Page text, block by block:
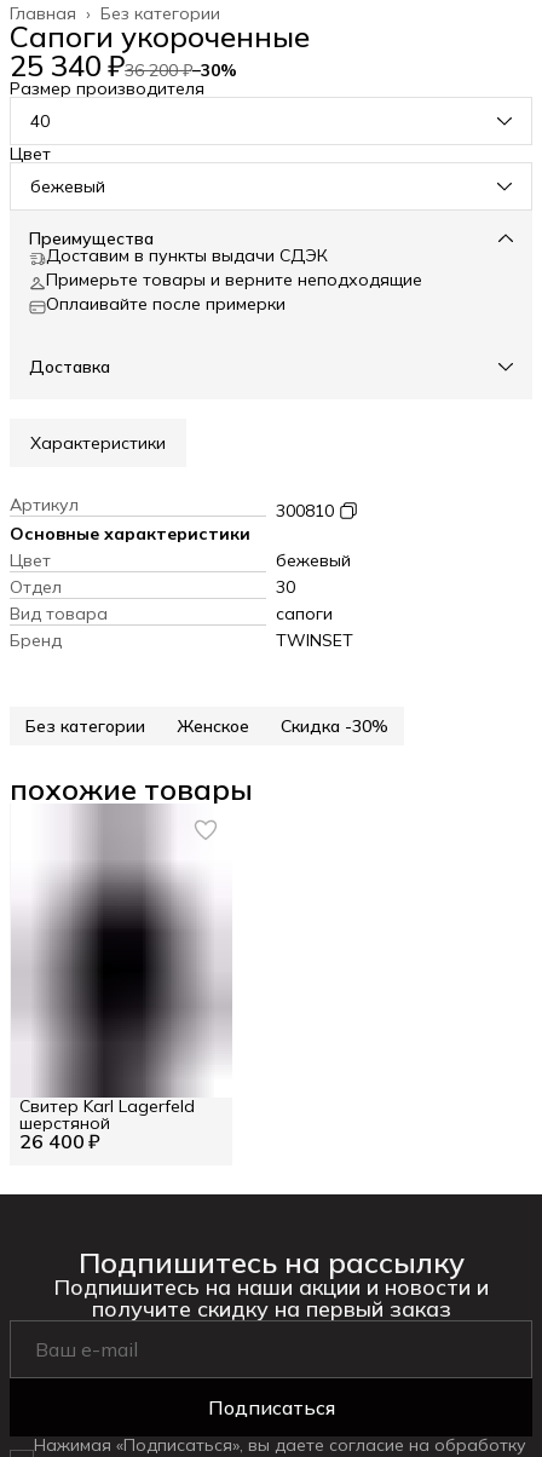
Без категории
Главная ›
Сапоги укороченные
25 340 ₽36 200 ₽−30%
Размер производителя
40
Цвет
бежевый
Преимущества
Доставим в пункты выдачи СДЭК
Примерьте товары и верните неподходящие
Оплаивайте после примерки
Доставка
Характеристики
Артикул
300810
Основные характеристики
Цвет
бежевый
Отдел
30
Вид товара
сапоги
Бренд
TWINSET
Без категории Женское Скидка -30%
похожие товары
26 400 ₽
Свитер Karl Lagerfeld
шерстяной
Подпишитесь на рассылку
Подпишитесь на наши акции и новости и
получите скидку на первый заказ
Подписаться
Нажимая «Подписаться», вы даете согласие на обработку